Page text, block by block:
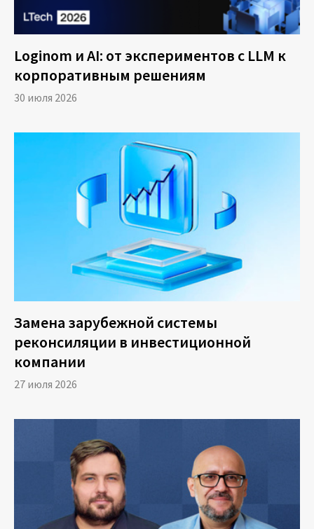
Loginom и AI: от экспериментов с LLM к
корпоративным решениям
30 июля 2026
Замена зарубежной системы
реконсиляции в инвестиционной
компании
27 июля 2026